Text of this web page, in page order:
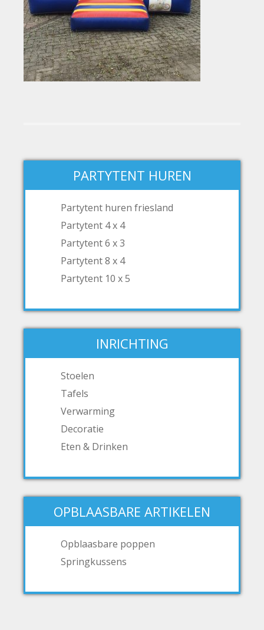
PARTYTENT HUREN
Partytent huren friesland
Partytent 4 x 4
Partytent 6 x 3
Partytent 8 x 4
Partytent 10 x 5
INRICHTING
Stoelen
Tafels
Verwarming
Decoratie
Eten & Drinken
OPBLAASBARE ARTIKELEN
Opblaasbare poppen
Springkussens